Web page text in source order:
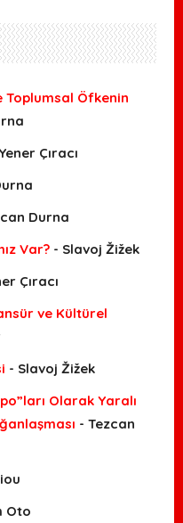
Toplumsal Öfkenin
Çıracı
Durna
Var? - Slavoj Žižek
Çıracı
ve Kültürel
- Slavoj Žižek
Olarak Yaralı
- Tezcan
Oto